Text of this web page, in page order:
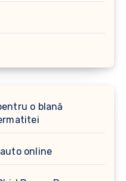
o blană
online